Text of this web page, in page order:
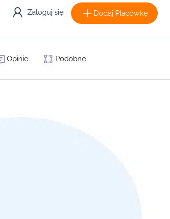
Zaloguj się Dodaj Placówkę
Opinie Podobne